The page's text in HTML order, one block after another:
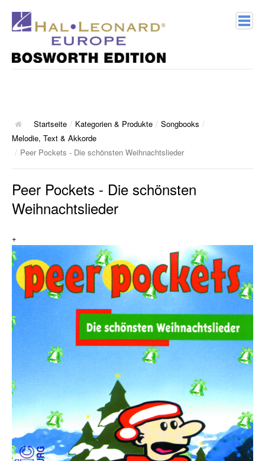
Geschichte
Kontakt
Kategorien & Produkte
Songbooks
Die Ärzte
Die Toten Hosen
Die kleinen Songbooks
Die großen Songbooks
Sounds Good On-Serie
Hit Session-Reihe
Hit Book-Reihe
Startseite / Kategorien & Produkte / Songbooks /
Melodie, Text & Akkorde
/ Peer Pockets - Die schönsten Weihnachtslieder
Peer Pockets - Die schönsten
Weihnachtslieder
+